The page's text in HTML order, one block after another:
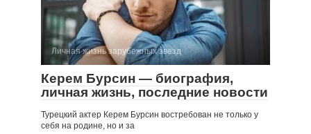
Личная жизнь зарубежных звезд
Керем Бурсин — биография,
личная жизнь, последние новости
Турецкий актер Керем Бурсин востребован не только у
себя на родине, но и за